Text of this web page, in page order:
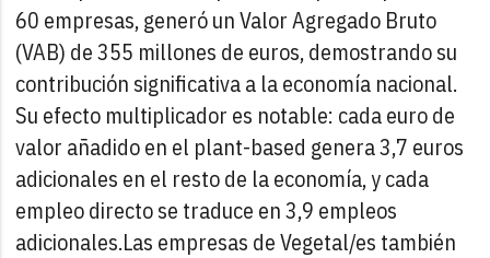
60 empresas, generó un Valor Agregado Bruto
(VAB) de 355 millones de euros, demostrando su
contribución significativa a la economía nacional.
Su efecto multiplicador es notable: cada euro de
valor añadido en el plant-based genera 3,7 euros
adicionales en el resto de la economía, y cada
empleo directo se traduce en 3,9 empleos
adicionales.Las empresas de Vegetal/es también